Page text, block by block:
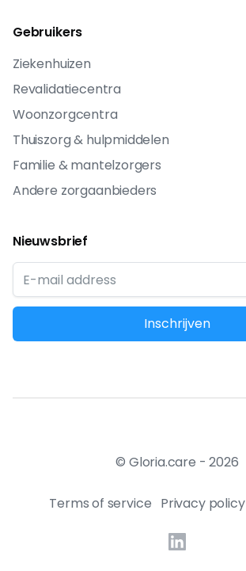
Gebruikers
Ziekenhuizen
Revalidatiecentra
Woonzorgcentra
Thuiszorg & hulpmiddelen
Familie & mantelzorgers
Andere zorgaanbieders
Nieuwsbrief
© Gloria.care -2026
Terms of service Privacy policy